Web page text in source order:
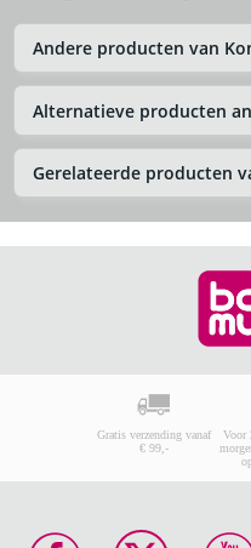
Andere producten van
Alternatieve producten
Gerelateerde producten
Gratis verzending vanaf
€ 99,-
Voor